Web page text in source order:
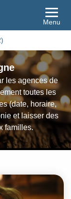
Menu
les agences de
toutes les
(date, horaire,
et laisser des
familles.